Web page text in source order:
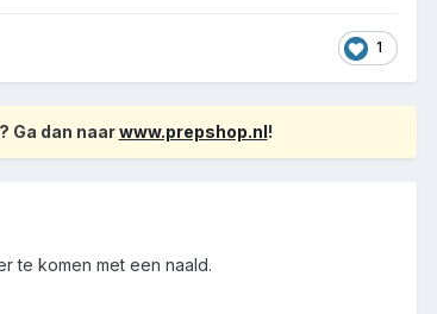
1
Ga dan naarwww.prepshop.nl!
te komen met een naald.